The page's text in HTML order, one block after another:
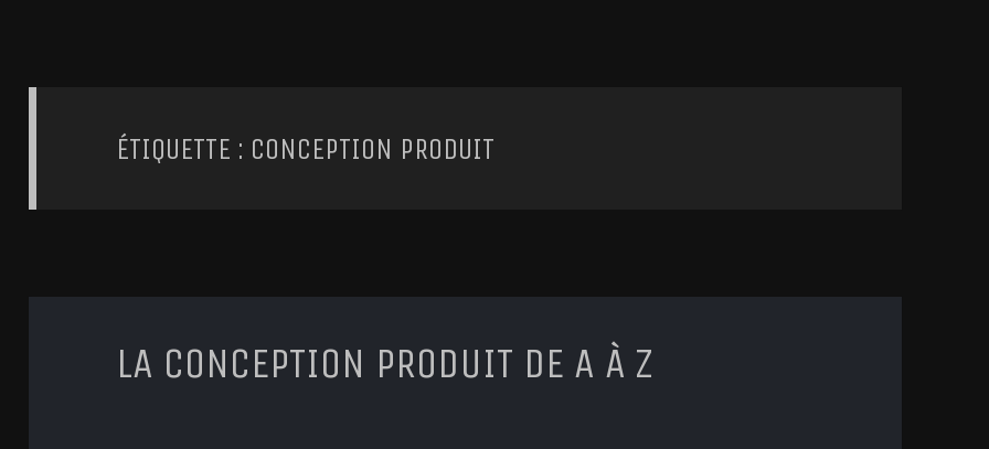
ÉTIQUETTE : CONCEPTION PRODUIT
LA CONCEPTION PRODUIT DE A À Z